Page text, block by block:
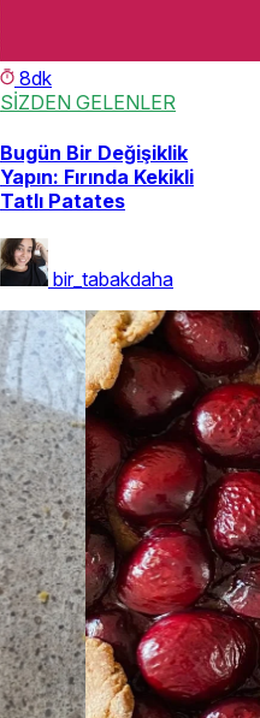
8dk
SİZDEN GELENLER
Bugün Bir Değişiklik
Yapın: Fırında Kekikli
Tatlı Patates
bir_tabakdaha